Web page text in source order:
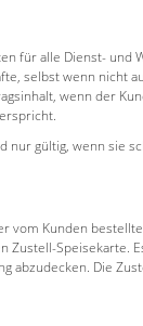
für alle Dienst- und
selbst wenn nicht
wenn der
nur gültig, wenn sie
vom Kunden
Zustell-Speisekarte.
abzudecken. Die